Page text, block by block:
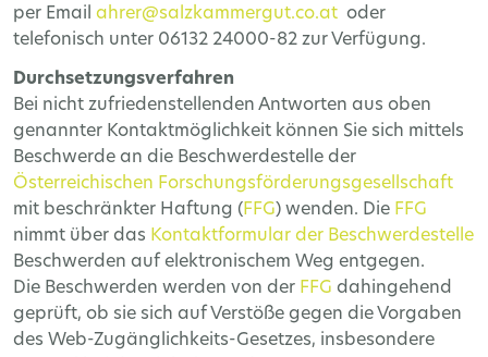
per Email ahrer@salzkammergut.co.at oder
telefonisch unter 06132 24000-82 zur Verfügung.
Durchsetzungsverfahren
Bei nicht zufriedenstellenden Antworten aus oben
genannter Kontaktmöglichkeit können Sie sich mittels
Beschwerde an die Beschwerdestelle der
Österreichischen Forschungsförderungsgesellschaft
mit beschränkter Haftung ( FFG) wenden. Die FFG
nimmt über das Kontaktformular der Beschwerdestelle
Beschwerden auf elektronischem Weg entgegen.
Die Beschwerden werden von der FFG dahingehend
geprüft, ob sie sich auf Verstöße gegen die Vorgaben
des Web-Zugänglichkeits-Gesetzes, insbesondere